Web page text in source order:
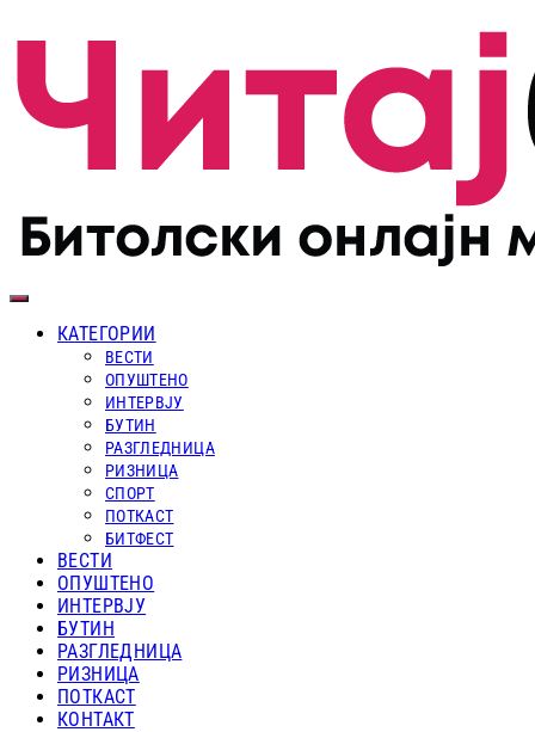
КАТЕГОРИИ
ВЕСТИ
ОПУШТЕНО
ИНТЕРВЈУ
БУТИН
РАЗГЛЕДНИЦА
РИЗНИЦА
СПОРТ
ПОТКАСТ
БИТФЕСТ
ВЕСТИ
ОПУШТЕНО
ИНТЕРВЈУ
БУТИН
РАЗГЛЕДНИЦА
РИЗНИЦА
ПОТКАСТ
КОНТАКТ